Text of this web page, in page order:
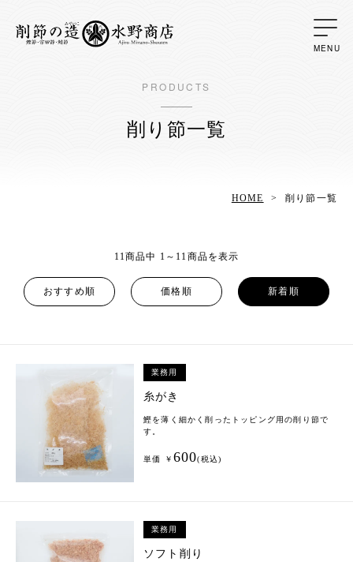
PRODUCTS
削り節一覧
HOME 削り節一覧
11商品中 1～11商品を表示
おすすめ順 価格順 新着順
業務用
糸がき
鰹を薄く細かく削ったトッピング用の削り節で
す。
単価 ￥ 600(税込)
業務用
ソフト削り